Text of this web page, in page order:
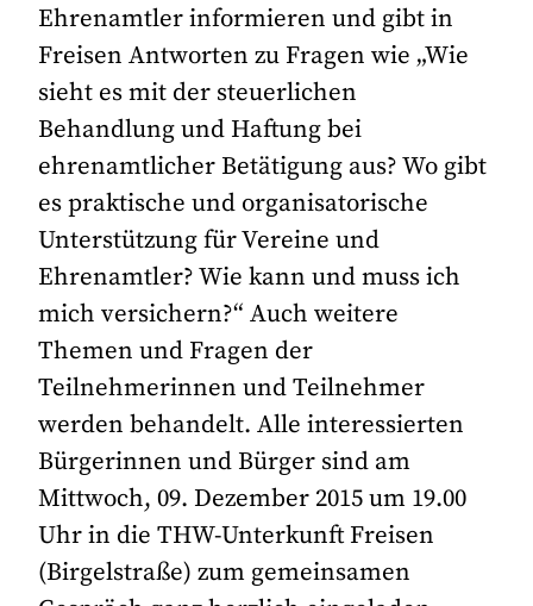
Ehrenamtler informieren und gibt in
Freisen Antworten zu Fragen wie „Wie
sieht es mit der steuerlichen
Behandlung und Haftung bei
ehrenamtlicher Betätigung aus? Wo gibt
es praktische und organisatorische
Unterstützung für Vereine und
Ehrenamtler? Wie kann und muss ich
mich versichern?“ Auch weitere
Themen und Fragen der
Teilnehmerinnen und Teilnehmer
werden behandelt. Alle interessierten
Bürgerinnen und Bürger sind am
Mittwoch, 09. Dezember 2015 um 19.00
Uhr in die THW-Unterkunft Freisen
(Birgelstraße) zum gemeinsamen